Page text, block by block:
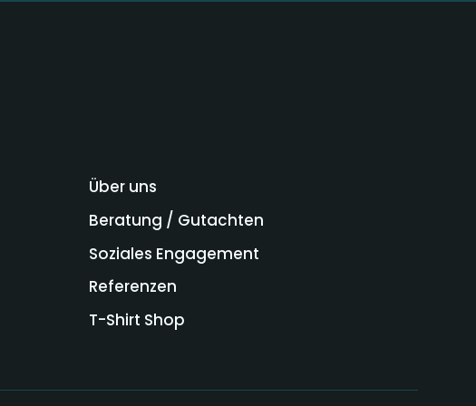
Über uns
Beratung / Gutachten
Soziales Engagement
Referenzen
T-Shirt Shop